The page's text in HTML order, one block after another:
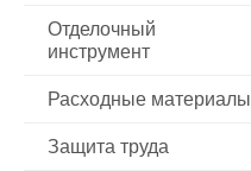
Отделочный
инструмент
Расходные материалы
Защита труда